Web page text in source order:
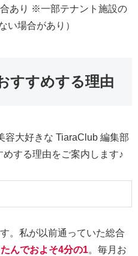
あり ※一部テナント施設の
い場合があり）
すすめする理由
容大好きな TiaraClub 編集部
する理由をご案内します♪
。私が以前通っていた総合
んでおよそ4分の1。毎月お